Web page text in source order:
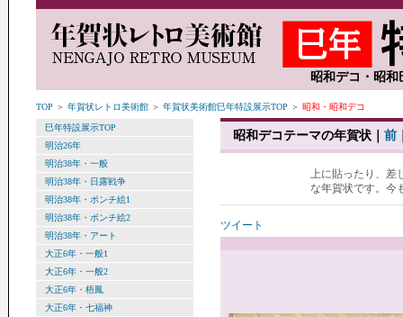
昭和デコ・昭和
TOP ＞ 年賀状レトロ美術館 ＞ 年賀状美術館巳年特設展示TOP ＞ 昭和・昭和デコ
昭和デコテーマの年賀状｜ 前
上に貼ったり、差
な年賀状です。今
ツイート
巳年特設展示TOP
明治26年
明治38年・一般
明治38年・日露戦争
明治38年・ポンチ絵1
明治38年・ポンチ絵2
明治38年・アート
大正6年・一般1
大正6年・一般2
大正6年・梧鳳
大正6年・七福神